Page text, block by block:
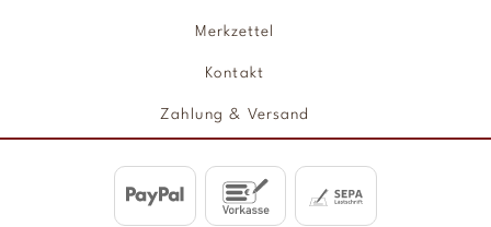
Merkzettel
Kontakt
Zahlung & Versand